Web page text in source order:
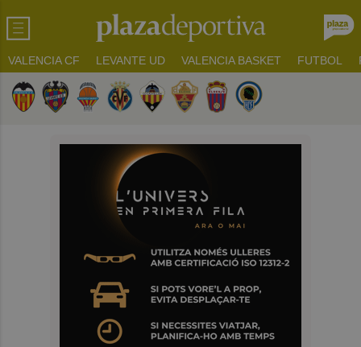
VALENCIA CF LEVANTE UD VALENCIA BASKET FUTBOL